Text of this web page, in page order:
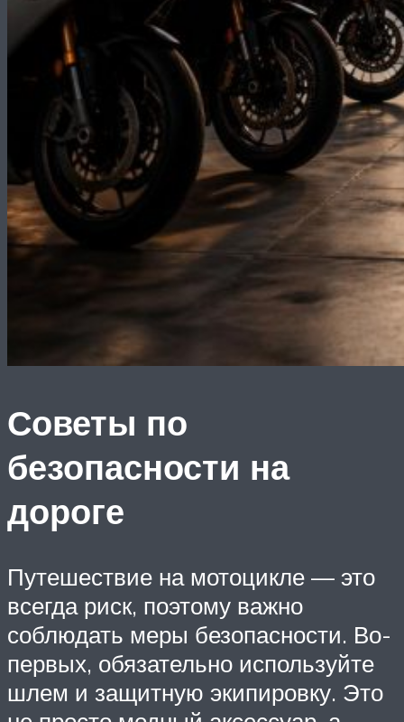
Советы по
безопасности на
дороге
Путешествие на мотоцикле — это
всегда риск, поэтому важно
соблюдать меры безопасности. Во-
первых, обязательно используйте
шлем и защитную экипировку. Это